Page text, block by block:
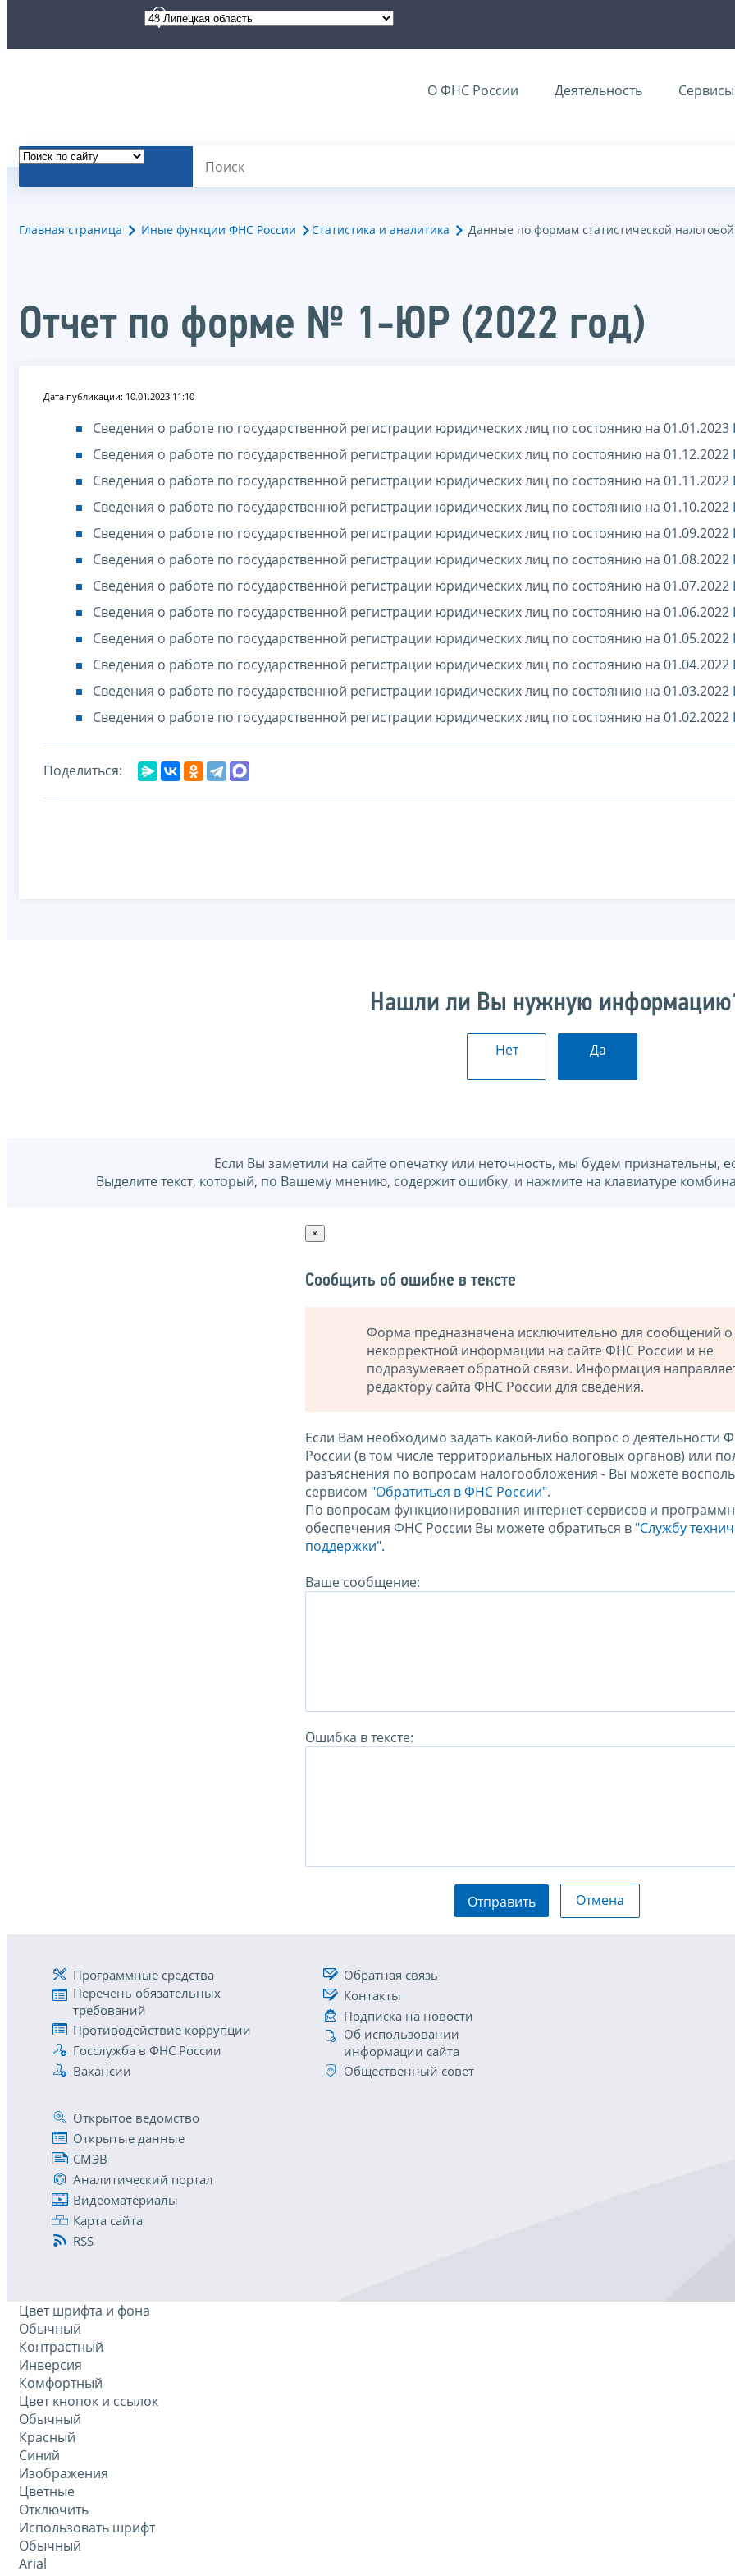
О ФНС России Деятельность Сервисы
Главная страница Иные функции ФНС России Статистика и аналитика Данные по формам статистической
Отчет по форме № 1-ЮР (2022 год)
Дата публикации: 10.01.2023 11:10
Сведения о работе по государственной регистрации юридических лиц по состоянию на 01.01.2023
Сведения о работе по государственной регистрации юридических лиц по состоянию на 01.12.2022
Сведения о работе по государственной регистрации юридических лиц по состоянию на 01.11.2022
Сведения о работе по государственной регистрации юридических лиц по состоянию на 01.10.2022
Сведения о работе по государственной регистрации юридических лиц по состоянию на 01.09.2022
Сведения о работе по государственной регистрации юридических лиц по состоянию на 01.08.2022
Сведения о работе по государственной регистрации юридических лиц по состоянию на 01.07.2022
Сведения о работе по государственной регистрации юридических лиц по состоянию на 01.06.2022
Сведения о работе по государственной регистрации юридических лиц по состоянию на 01.05.2022
Сведения о работе по государственной регистрации юридических лиц по состоянию на 01.04.2022
Сведения о работе по государственной регистрации юридических лиц по состоянию на 01.03.2022
Сведения о работе по государственной регистрации юридических лиц по состоянию на 01.02.2022
Поделиться:
Нашли ли Вы нужную
Нет Да
Если Вы заметили на сайте опечатку или неточность, мы будем признательны,
Выделите текст, который, по Вашему мнению, содержит ошибку, и нажмите на клавиатуре
×
Сообщить об ошибке в тексте
Форма предназначена исключительно для сообщений о
некорректной информации на сайте ФНС России и не
подразумевает обратной связи. Информация
редактору сайта ФНС России для сведения.
Если Вам необходимо задать какой-либо вопрос о деятельности
России (в том числе территориальных налоговых органов) или
разъяснения по вопросам налогообложения - Вы можете
сервисом "Обратиться в ФНС России".
По вопросам функционирования интернет-сервисов и
обеспечения ФНС России Вы можете обратиться в "Службу
поддержки".
Ваше сообщение:
Ошибка в тексте:
Отправить Отмена
Программные средства
Перечень обязательных
требований
Противодействие коррупции
Госслужба в ФНС России
Вакансии
Обратная связь
Контакты
Подписка на новости
Об использовании
информации сайта
Общественный совет
Открытое ведомство
Открытые данные
СМЭВ
Аналитический портал
Видеоматериалы
Карта сайта
RSS
Цвет шрифта и фона
Обычный
Контрастный
Инверсия
Комфортный
Цвет кнопок и ссылок
Обычный
Красный
Синий
Изображения
Цветные
Отключить
Использовать шрифт
Обычный
Arial